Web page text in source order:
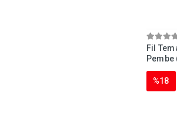
Fil
Pembe
%18